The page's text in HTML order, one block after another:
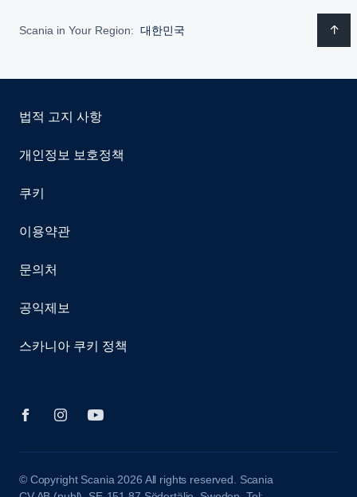
Scania in Your Region: 대한민국
법적 고지 사항
개인정보 보호정책
쿠키
이용약관
문의처
공익제보
스카니아 쿠키 정책
© Copyright Scania 2026 All rights reserved. Scania